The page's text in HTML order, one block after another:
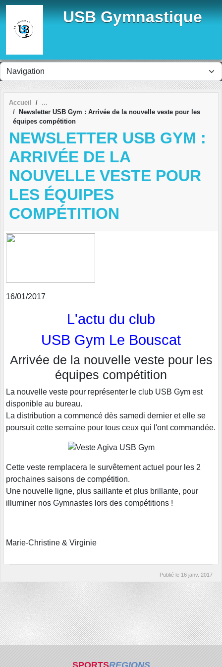
USB Gymnastique
Accueil
Newsletter USB Gym : Arrivée de la nouvelle veste pour les
équipes compétition
NEWSLETTER USB GYM :
ARRIVÉE DE LA
NOUVELLE VESTE POUR
LES ÉQUIPES
COMPÉTITION
16/01/2017
L'actu du club
USB Gym Le Bouscat
Arrivée de la nouvelle veste pour les
équipes compétition
La nouvelle veste pour représenter le club USB Gym est
disponible au bureau.
La distribution a commencé dès samedi dernier et elle se
poursuit cette semaine pour tous ceux qui l'ont commandée.
Cette veste remplacera le survêtement actuel pour les 2
prochaines saisons de compétition.
Une nouvelle ligne, plus saillante et plus brillante, pour
illuminer nos Gymnastes lors des compétitions !
Marie-Christine & Virginie
Publié le 16 janv. 2017
SPORTSREGIONS
Panneau de gestion des cookies